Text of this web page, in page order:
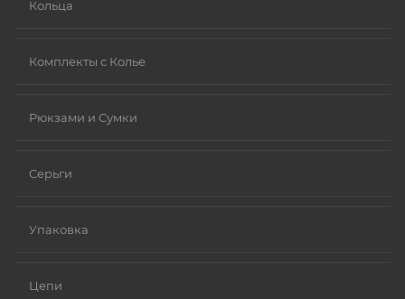
Кольца
Комплекты с Колье
Рюкзами и Сумки
Серьги
Упаковка
Цепи